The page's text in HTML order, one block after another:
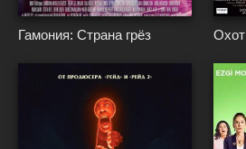
{*}*
Гамония: Страна грёз
{*}*